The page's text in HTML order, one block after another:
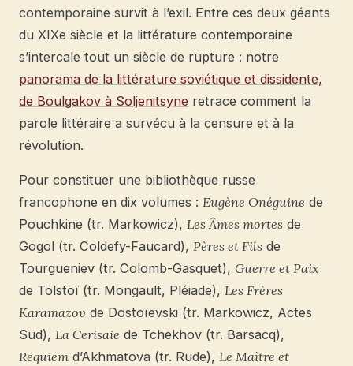
contemporaine survit à l’exil. Entre ces deux géants
du XIXe siècle et la littérature contemporaine
s’intercale tout un siècle de rupture : notre
panorama de la littérature soviétique et dissidente,
de Boulgakov à Soljenitsyne retrace comment la
parole littéraire a survécu à la censure et à la
révolution.
Pour constituer une bibliothèque russe
francophone en dix volumes : Eugène Onéguine de
Pouchkine (tr. Markowicz), Les Âmes mortes de
Gogol (tr. Coldefy-Faucard), Pères et Fils de
Tourgueniev (tr. Colomb-Gasquet), Guerre et Paix
de Tolstoï (tr. Mongault, Pléiade), Les Frères
Karamazov de Dostoïevski (tr. Markowicz, Actes
Sud), La Cerisaie de Tchekhov (tr. Barsacq),
Requiem d’Akhmatova (tr. Rude), Le Maître et